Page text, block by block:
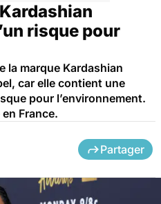
risque pour
la marque Kardashian
car elle contient une
pour l’environnement.
France.
Partager